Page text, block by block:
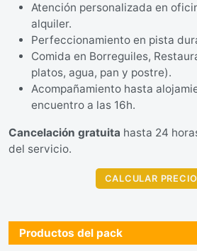
Atención personalizada en
alquiler.
Perfeccionamiento en pista
Comida en Borreguiles,
platos, agua, pan y postre).
Acompañamiento hasta
encuentro a las 16h.
Cancelación gratuita hasta 24
del servicio.
CALCULAR PRECIO
Productos del pack